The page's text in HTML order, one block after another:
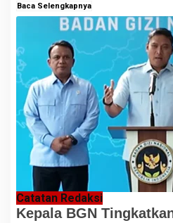
Baca Selengkapnya
Catatan Redaksi
Kepala BGN